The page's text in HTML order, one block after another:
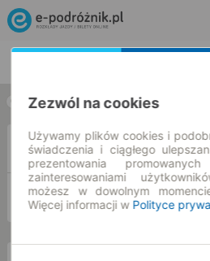
w jedną stronę w obie strony
DO
Zezwól na cookies
Używamy plików cookies i
świadczenia i ciągłego
prezentowania
zainteresowaniami
możesz w dowolnym
Więcej informacji w Polityce